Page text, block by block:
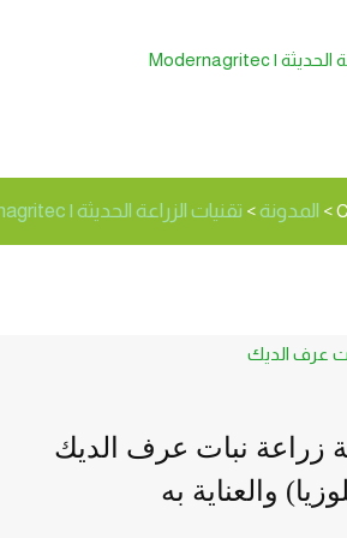
Cock’s comb
> المدونة> تقنيات الزراعة الحديثة | Modernagritec
زراعة نبات عرف الديك
والعناية به